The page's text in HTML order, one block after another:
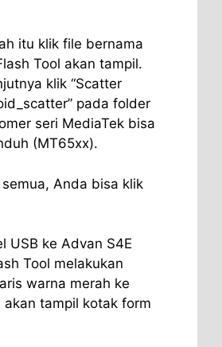
itu klik file bernama
Tool akan tampil.
klik “Scatter
pada folder
seri MediaTek bisa
(MT65xx).
Anda bisa klik
USB ke Advan S4E
Tool melakukan
warna merah ke
tampil kotak form